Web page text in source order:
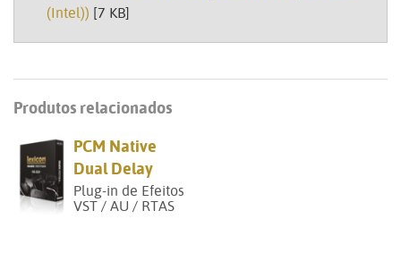
Idioma/Região
(Intel)) [7 KB]
Produtos relacionados
PCM Native
Dual Delay
Plug-in de Efeitos
VST / AU / RTAS